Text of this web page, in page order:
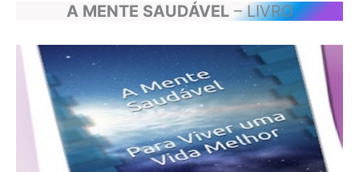
A MENTE SAUDÁVEL– LIVRO